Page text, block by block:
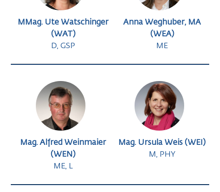
MMag. Ute Watschinger
(WAT)
D, GSP
Anna Weghuber, MA
(WEA)
ME
Mag. Alfred Weinmaier
(WEN)
ME, L
Mag. Ursula Weis (WEI)
M, PHY